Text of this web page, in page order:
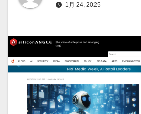
1月 24, 2025